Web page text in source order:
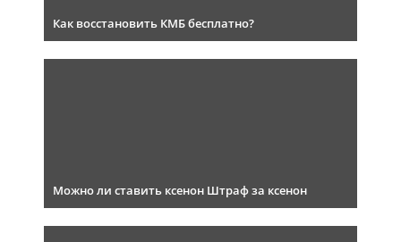
Как восстановить КМБ бесплатно?
Можно ли ставить ксенон Штраф за ксенон